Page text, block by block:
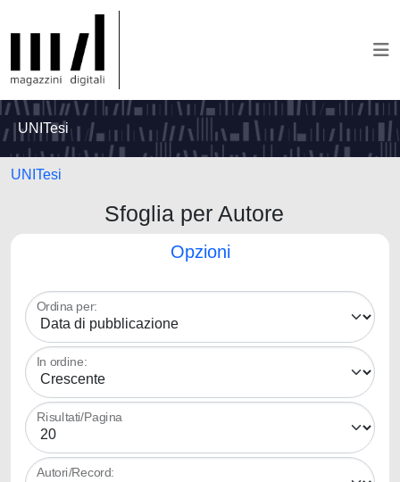
UNITesi
UNITesi
Sfoglia per Autore
Opzioni
Ordina per:
In ordine:
Risultati/Pagina
Autori/Record: